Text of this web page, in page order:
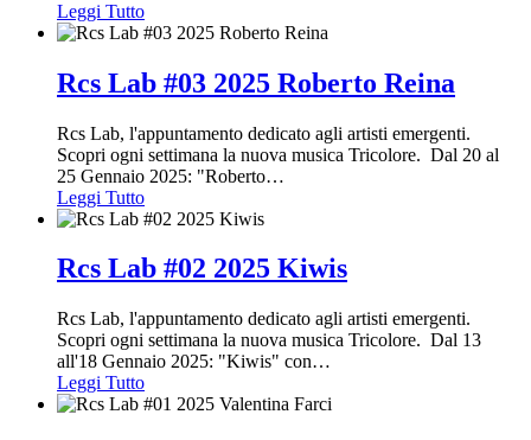
Leggi Tutto
Rcs Lab #03 2025 Roberto Reina
Rcs Lab, l'appuntamento dedicato agli artisti emergenti.
Scopri ogni settimana la nuova musica Tricolore. Dal 20 al
25 Gennaio 2025: "Roberto…
Leggi Tutto
Rcs Lab #02 2025 Kiwis
Rcs Lab, l'appuntamento dedicato agli artisti emergenti.
Scopri ogni settimana la nuova musica Tricolore. Dal 13
all'18 Gennaio 2025: "Kiwis" con…
Leggi Tutto